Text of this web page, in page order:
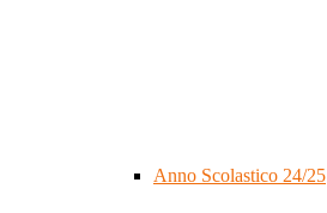
Anno Scolastico 24/25